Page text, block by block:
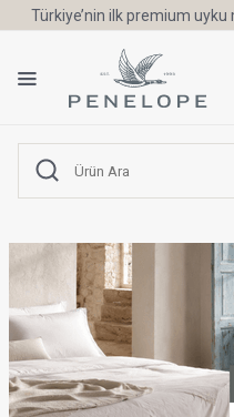
Türkiye’nin ilk premium uyku